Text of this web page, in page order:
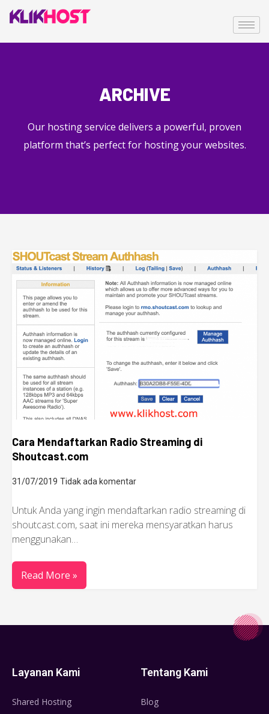
ARCHIVE
Our hosting service delivers a powerful, proven
platform that’s perfect for hosting your websites.
Cara Mendaftarkan Radio Streaming di
Shoutcast.com
31/07/2019 Tidak ada komentar
Untuk Anda yang ingin mendaftarkan radio streaming di
shoutcast.com, saat ini mereka mensyaratkan harus
menggunakan…
Read More »
Layanan Kami
Shared Hosting
Tentang Kami
Blog